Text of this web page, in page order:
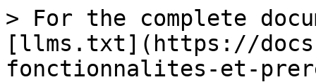
> For the complete
[llms.txt](https://
fonctionnalites-et-